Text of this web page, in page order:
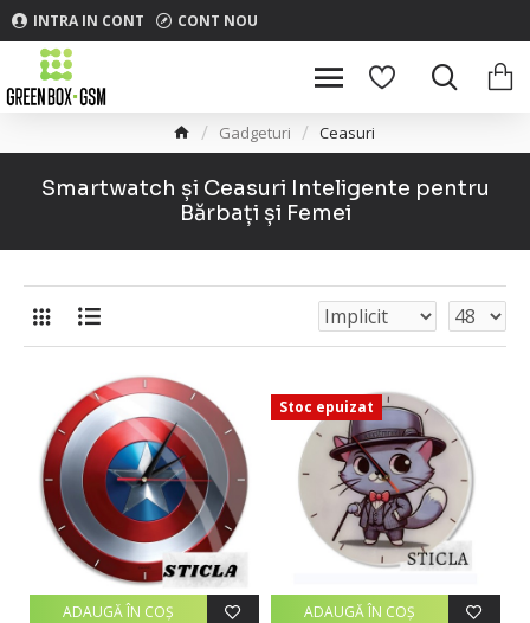
INTRA IN CONT CONT NOU
Gadgeturi Ceasuri
Smartwatch și Ceasuri Inteligente pentru
Bărbați și Femei
ADAUGĂ ÎN COŞ
Stoc epuizat
ADAUGĂ ÎN COŞ